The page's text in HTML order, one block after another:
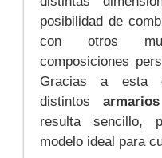
posibilidad de
con otros
composiciones
Gracias a esta
distintos
resulta sencillo,
modelo ideal para